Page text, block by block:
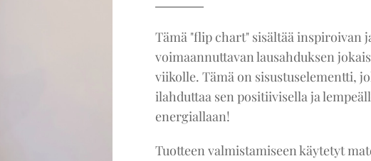
Tämä "flip chart" sisältää inspiroivan
voimaannuttavan lausahduksen
viikolle. Tämä on sisustuselementti,
ilahduttaa sen positiivisella ja
energiallaan!
Tuotteen valmistamiseen käytetyt